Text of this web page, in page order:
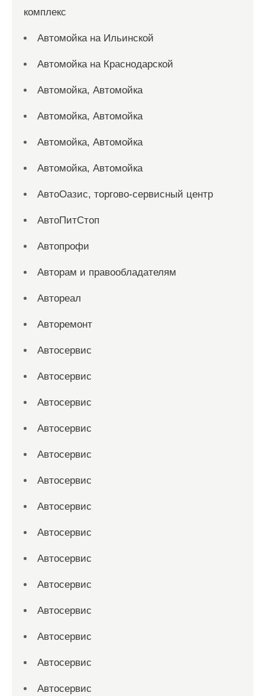
комплекс
Автомойка на Ильинской
Автомойка на Краснодарской
Автомойка, Автомойка
Автомойка, Автомойка
Автомойка, Автомойка
Автомойка, Автомойка
АвтоОазис, торгово-сервисный центр
АвтоПитСтоп
Автопрофи
Авторам и правообладателям
Автореал
Авторемонт
Автосервис
Автосервис
Автосервис
Автосервис
Автосервис
Автосервис
Автосервис
Автосервис
Автосервис
Автосервис
Автосервис
Автосервис
Автосервис
Автосервис